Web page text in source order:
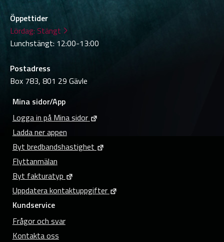
Öppettider
Lördag: Stängt
Lunchstängt: 12:00-13:00
Postadress
Box 783, 801 29 Gävle
Mina sidor/App
Logga in på Mina sidor
Ladda ner appen
Byt bredbandshastighet
Flyttanmälan
Byt fakturatyp
Uppdatera kontaktuppgifter
Kundservice
Frågor och svar
Kontakta oss